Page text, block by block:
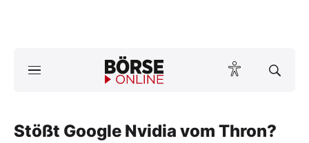
ktuelle Ausgabe BÖRSE ONLINE lesen
News
Stößt Google Nvidia vom Thron?